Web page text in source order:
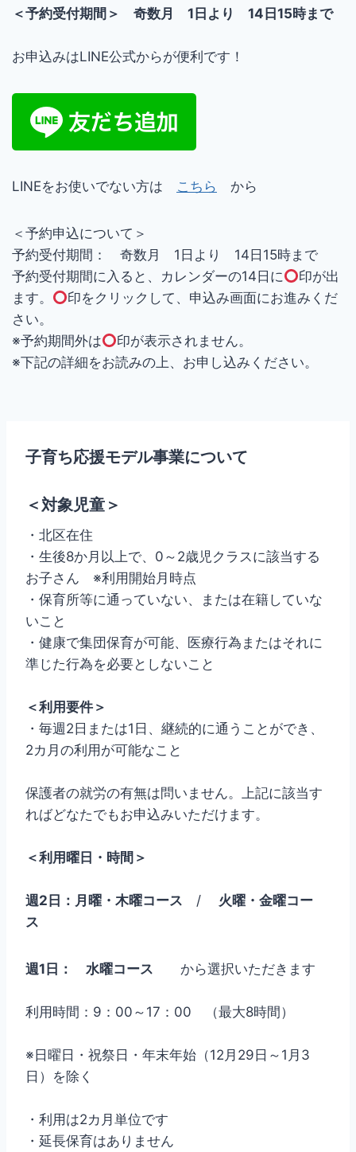
＜予約受付期間＞ 奇数月 1日より 14日15時まで
お申込みはLINE公式からが便利です！
LINEをお使いでない方は こちら から
＜予約申込について＞
予約受付期間： 奇数月 1日より 14日15時まで
予約受付期間に入ると、カレンダーの14日に
印が出
ます。
印をクリックして、申込み画面にお進みくだ
さい。
※予約期間外は
印が表示されません。
※下記の詳細をお読みの上、お申し込みください。
子育ち応援モデル事業について
＜対象児童＞
・北区在住
・生後8か月以上で、0～2歳児クラスに該当する
お子さん ※利用開始月時点
・保育所等に通っていない、または在籍していな
いこと
・健康で集団保育が可能、医療行為またはそれに
準じた行為を必要としないこと
＜利用要件＞
・毎週2日または1日、継続的に通うことができ、
2カ月の利用が可能なこと
保護者の就労の有無は問いません。上記に該当す
ればどなたでもお申込みいただけます。
＜利用曜日・時間＞
週2日：月曜・木曜コース / 火曜・金曜コー
ス
週1日： 水曜コース から選択いただきます
利用時間：9：00～17：00 （最大8時間）
※日曜日・祝祭日・年末年始（12月29日～1月3
日）を除く
・利用は2カ月単位です
・延長保育はありません